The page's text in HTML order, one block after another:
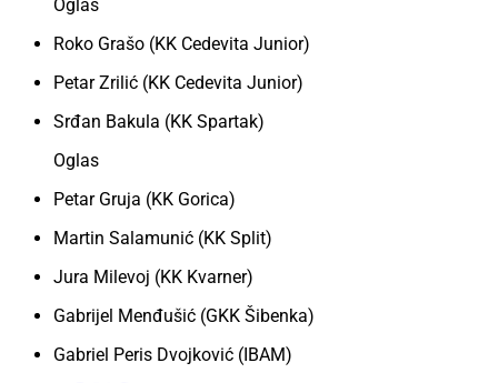
Oglas
Roko Grašo (KK Cedevita Junior)
Petar Zrilić (KK Cedevita Junior)
Srđan Bakula (KK Spartak)
Oglas
Petar Gruja (KK Gorica)
Martin Salamunić (KK Split)
Jura Milevoj (KK Kvarner)
Gabrijel Menđušić (GKK Šibenka)
Gabriel Peris Dvojković (IBAM)